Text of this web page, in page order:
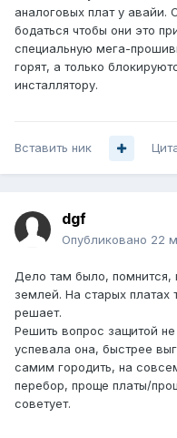
аналоговых плат у авайи.
бодаться чтобы они это
специальную мега-
горят, а только
инсталлятору.
Вставить ник
dgf
Опубликовано 22
Дело там было, помнится,
землей. На старых платах
решает.
Решить вопрос защитой
успевала она, быстрее
самим городить, на
перебор, проще платы/
советует.